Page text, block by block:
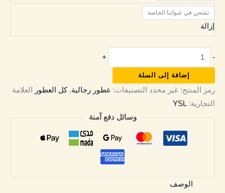
تشحن في عبواتنا الخاصة
إزالة
-
+
إضافة إلى السلة
رمز المنتج: غير محدد التصنيفات: عطور رجالية,كل العطور
العلامة
التجارية: YSL
وسائل دفع آمنة
الوصف